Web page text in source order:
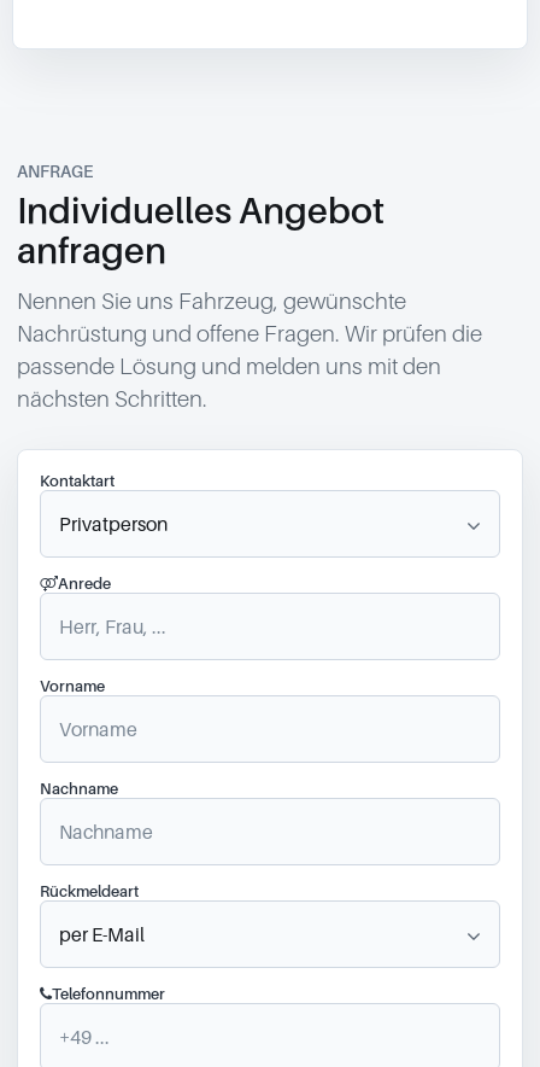
ANFRAGE
Individuelles Angebot
anfragen
Nennen Sie uns Fahrzeug, gewünschte
Nachrüstung und offene Fragen. Wir prüfen die
passende Lösung und melden uns mit den
nächsten Schritten.
Kontaktart
Anrede
Vorname
Nachname
Rückmeldeart
Telefonnummer